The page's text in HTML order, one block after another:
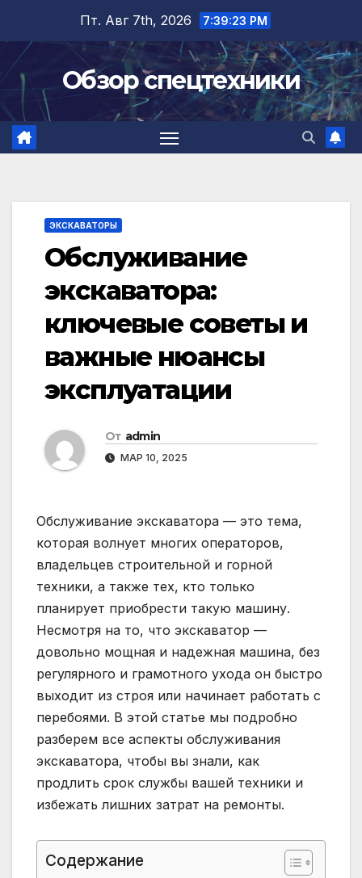
содержимому
Пт. Авг 7th, 2026 7:39:24 PM
Обзор спецтехники
ЭКСКАВАТОРЫ
Обслуживание
экскаватора:
ключевые советы и
важные нюансы
эксплуатации
От admin
МАР 10, 2025
Обслуживание экскаватора — это тема,
которая волнует многих операторов,
владельцев строительной и горной
техники, а также тех, кто только
планирует приобрести такую машину.
Несмотря на то, что экскаватор —
довольно мощная и надежная машина, без
регулярного и грамотного ухода он быстро
выходит из строя или начинает работать с
перебоями. В этой статье мы подробно
разберем все аспекты обслуживания
экскаватора, чтобы вы знали, как
продлить срок службы вашей техники и
избежать лишних затрат на ремонты.
Содержание